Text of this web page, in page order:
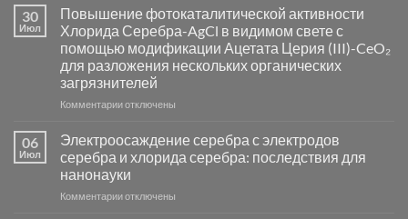
Пламенный
синтез
катализаторов
и
сенсоров
на
основе
группы
30
Июл
Повышение фотокаталитической активности
Хлорида Серебра-AgCl в видимом свете с
помощью модификации Ацетата Церия (III)-CeO₂
для разложения нескольких органических
загрязнителей
Комментариик
фотокаталитической
активности
Хлорида
Серебра-
отключены
06
Июл
Электроосаждение серебра с электродов
серебра и хлорида серебра: последствия для
нанонауки
Комментариикотключены